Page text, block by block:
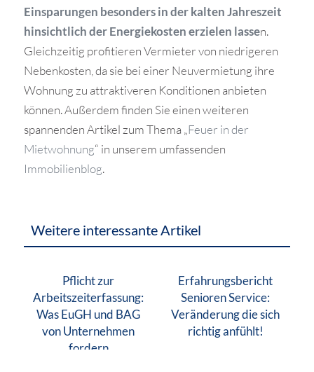
Einsparungen besonders in der kalten Jahreszeit
hinsichtlich der Energiekosten erzielen lassen.
Gleichzeitig profitieren Vermieter von niedrigeren
Nebenkosten, da sie bei einer Neuvermietung ihre
Wohnung zu attraktiveren Konditionen anbieten
können. Außerdem finden Sie einen weiteren
spannenden Artikel zum Thema „Feuer in der
Mietwohnung“ in unserem umfassenden
Immobilienblog.
Weitere interessante Artikel
Pflicht zur
Arbeitszeiterfassung:
Was EuGH und BAG
von Unternehmen
fordern
Erfahrungsbericht
Senioren Service:
Veränderung die sich
richtig anfühlt!